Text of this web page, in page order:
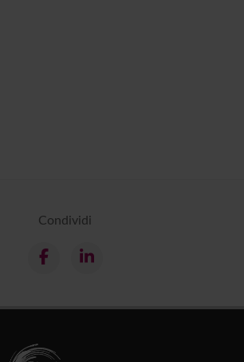
Condividi